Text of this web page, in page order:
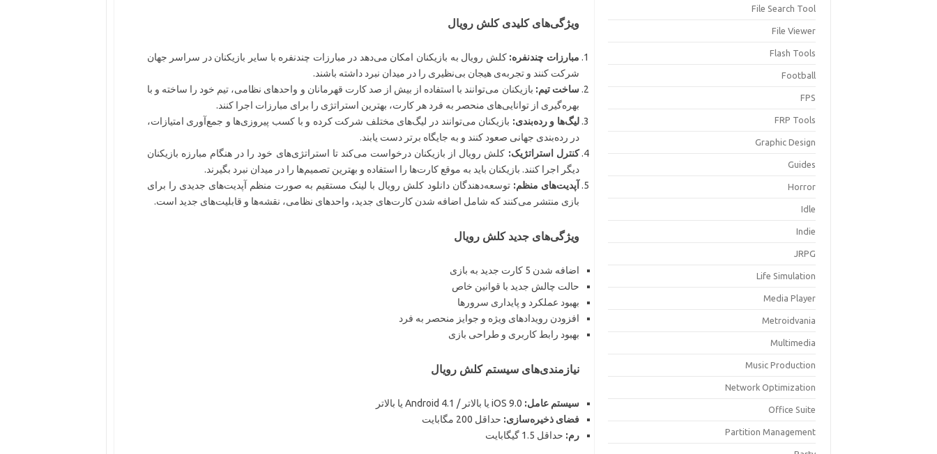
ویژگی‌های کلیدی کلش رویال
مبارزات چندنفره: کلش رویال به بازیکنان امکان می‌دهد در مبارزات چندنفره با سایر بازیکنان در سراسر جهان
شرکت کنند و تجربه‌ی هیجان بی‌نظیری را در میدان نبرد داشته باشند.
ساخت تیم: بازیکنان می‌توانند با استفاده از بیش از صد کارت قهرمانان و واحدهای نظامی، تیم خود را ساخته و با
بهره‌گیری از توانایی‌های منحصر به فرد هر کارت، بهترین استراتژی را برای مبارزات اجرا کنند.
لیگ‌ها و رده‌بندی: بازیکنان می‌توانند در لیگ‌های مختلف شرکت کرده و با کسب پیروزی‌ها و جمع‌آوری امتیازات،
در رده‌بندی جهانی صعود کنند و به جایگاه برتر دست یابند.
کنترل استراتژیک: کلش رویال از بازیکنان درخواست می‌کند تا استراتژی‌های خود را در هنگام مبارزه بازیکنان
دیگر اجرا کنند. بازیکنان باید به موقع کارت‌ها را استفاده و بهترین تصمیم‌ها را در میدان نبرد بگیرند.
آپدیت‌های منظم: توسعه‌دهندگان دانلود کلش رویال با لینک مستقیم به صورت منظم آپدیت‌های جدیدی را برای
بازی منتشر می‌کنند که شامل اضافه شدن کارت‌های جدید، واحدهای نظامی، نقشه‌ها و قابلیت‌های جدید است.
ویژگی‌های جدید کلش رویال
اضافه شدن 5 کارت جدید به بازی
حالت چالش جدید با قوانین خاص
بهبود عملکرد و پایداری سرورها
افزودن رویدادهای ویژه و جوایز منحصر به فرد
بهبود رابط کاربری و طراحی بازی
نیازمندی‌های سیستم کلش رویال
سیستم عامل:
فضای ذخیره‌سازی: حداقل 200 مگابایت
رم: حداقل 1.5 گیگابایت
File Search Tool
File Viewer
Flash Tools
Football
FPS
FRP Tools
Graphic Design
Guides
Horror
Idle
Indie
JRPG
Life Simulation
Media Player
Metroidvania
Multimedia
Music Production
Network Optimization
Office Suite
Partition Management